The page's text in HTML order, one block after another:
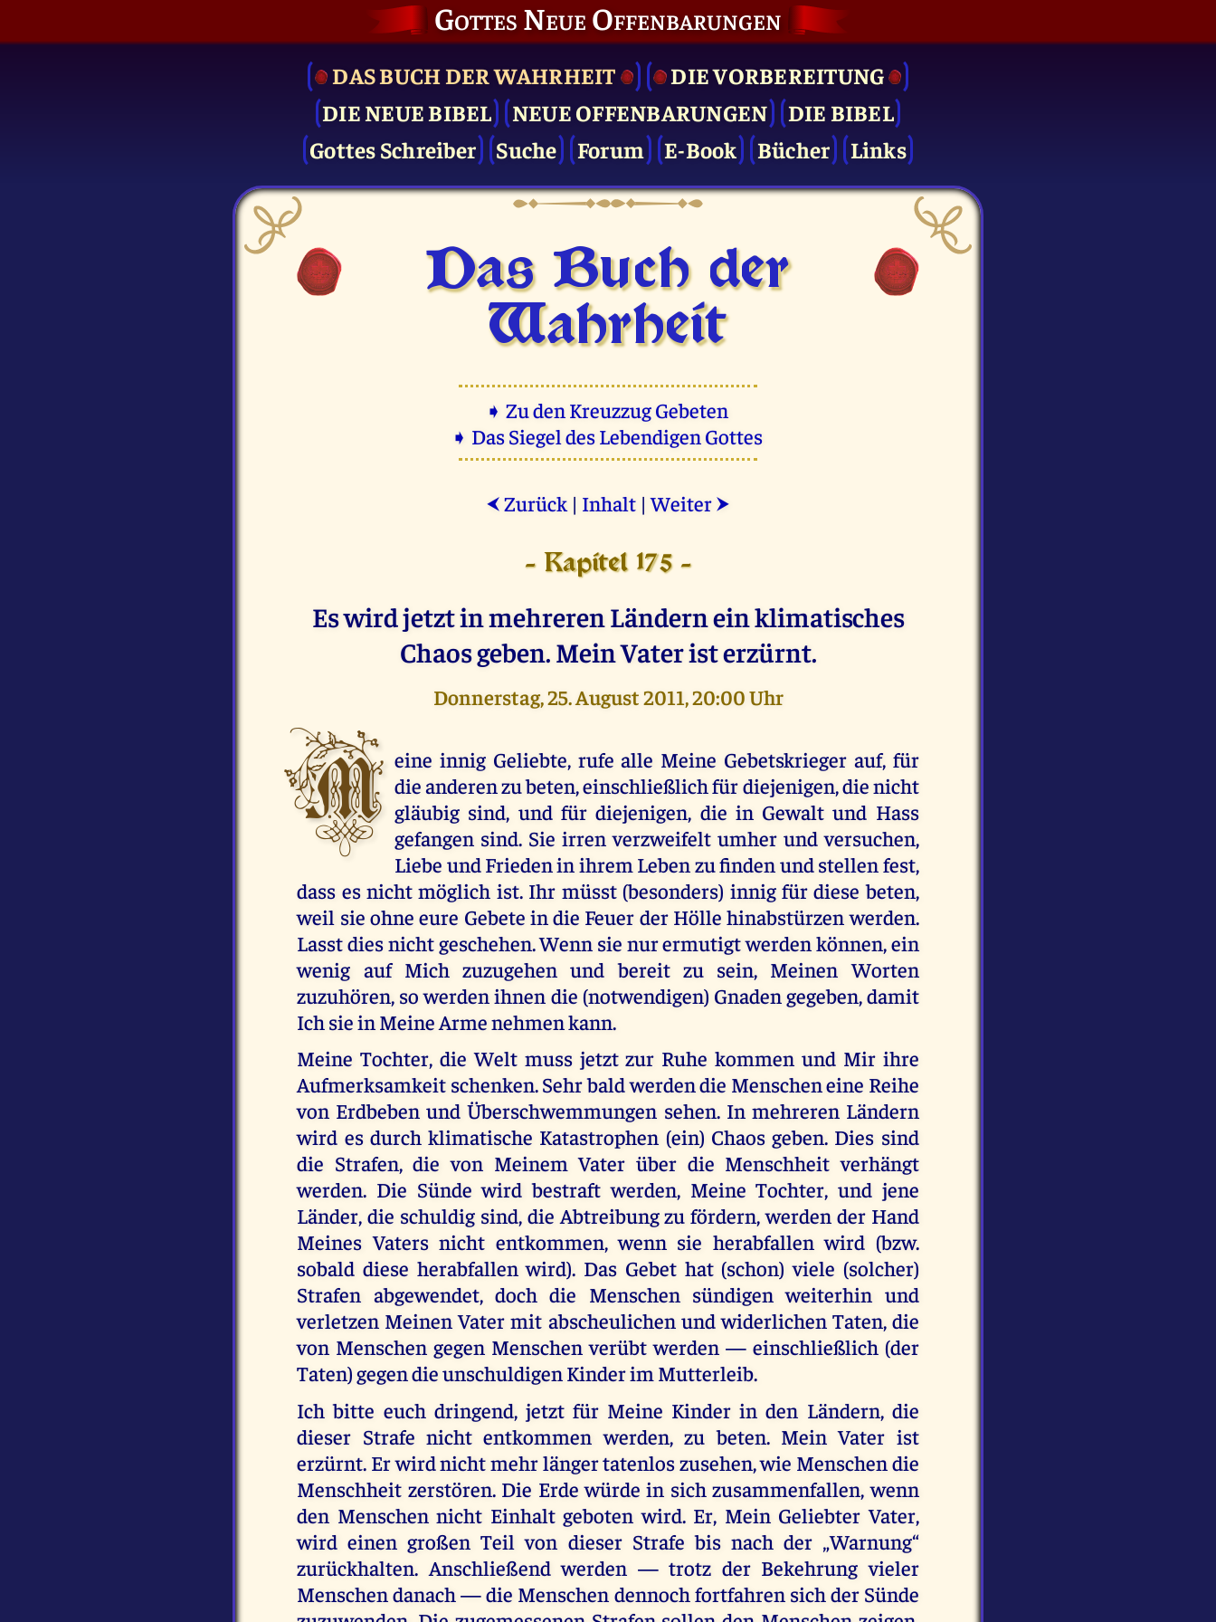
Gottes Neue Offenbarungen
DAS BUCH DER WAHRHEIT
DIE VOR­BEREITUNG
DIE NEUE BIBEL
NEUE OFFENBARUNGEN
DIE BIBEL
Gottes Schreiber
Suche Forum E-Book Bücher Links
Das Buch der
Wahrheit
➧ Zu den Kreuzzug Gebeten
➧ Das Siegel des Lebendigen Gottes
⮜ Zurück | Inhalt |Weiter ⮞
- Kapitel 175 -
Es wird jetzt in mehreren Ländern ein klimatisches
Chaos geben. Mein Vater ist erzürnt.
Donnerstag, 25. August 2011, 20:00 Uhr
M eine innig Geliebte, rufe alle Meine Gebetskrieger auf, für
die anderen zu beten, einschließlich für diejenigen, die nicht
gläubig sind, und für diejenigen, die in Gewalt und Hass
gefangen sind. Sie irren verzweifelt umher und versuchen,
Liebe und Frieden in ihrem Leben zu finden und stellen fest,
dass es nicht möglich ist. Ihr müsst (besonders) innig für diese beten,
weil sie ohne eure Gebete in die Feuer der Hölle hinabstürzen werden.
Lasst dies nicht geschehen. Wenn sie nur ermutigt werden können, ein
wenig auf Mich zuzugehen und bereit zu sein, Meinen Worten
zuzuhören, so werden ihnen die (notwendigen) Gnaden gegeben, damit
Ich sie in Meine Arme nehmen kann.
Meine Tochter, die Welt muss jetzt zur Ruhe kommen und Mir ihre
Aufmerksamkeit schenken. Sehr bald werden die Menschen eine Reihe
von Erdbeben und Überschwemmungen sehen. In mehreren Ländern
wird es durch klimatische Katastrophen (ein) Chaos geben. Dies sind
die Strafen, die von Meinem Vater über die Menschheit verhängt
werden. Die Sünde wird bestraft werden, Meine Tochter, und jene
Länder, die schuldig sind, die Abtreibung zu fördern, werden der Hand
Meines Vaters nicht entkommen, wenn sie herabfallen wird (bzw.
sobald diese herabfallen wird). Das Gebet hat (schon) viele (solcher)
Strafen abgewendet, doch die Menschen sündigen weiterhin und
verletzen Meinen Vater mit abscheulichen und widerlichen Taten, die
von Menschen gegen Menschen verübt werden — einschließlich (der
Taten) gegen die unschuldigen Kinder im Mutterleib.
Ich bitte euch dringend, jetzt für Meine Kinder in den Ländern, die
dieser Strafe nicht entkommen werden, zu beten. Mein Vater ist
erzürnt. Er wird nicht mehr länger tatenlos zusehen, wie Menschen die
Menschheit zerstören. Die Erde würde in sich zusammenfallen, wenn
den Menschen nicht Einhalt geboten wird. Er, Mein Geliebter Vater,
wird einen großen Teil von dieser Strafe bis nach der „Warnung“
zurückhalten. Anschließend werden — trotz der Bekehrung vieler
Menschen danach — die Menschen dennoch fortfahren sich der Sünde